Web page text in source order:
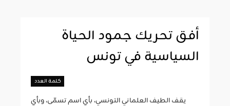
أفق تحريك جمود الحياة
السياسية في تونس
كلمة العدد
يقف الطيف العلماني التونسي، بأي اسم تسمّى، وبأي